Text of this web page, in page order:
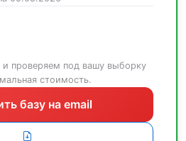
проверяем под вашу выборку
стоимость.
базу на email